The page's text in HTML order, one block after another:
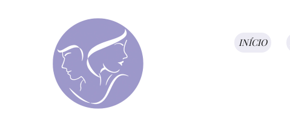
INÍCIO